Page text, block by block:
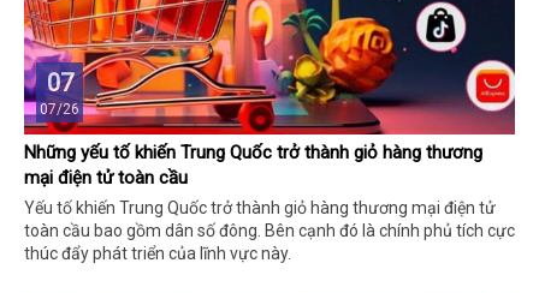
07
07/26
Những yếu tố khiến Trung Quốc trở thành giỏ hàng thương
mại điện tử toàn cầu
Yếu tố khiến Trung Quốc trở thành giỏ hàng thương mại điện tử
toàn cầu bao gồm dân số đông. Bên cạnh đó là chính phủ tích cực
thúc đẩy phát triển của lĩnh vực này.